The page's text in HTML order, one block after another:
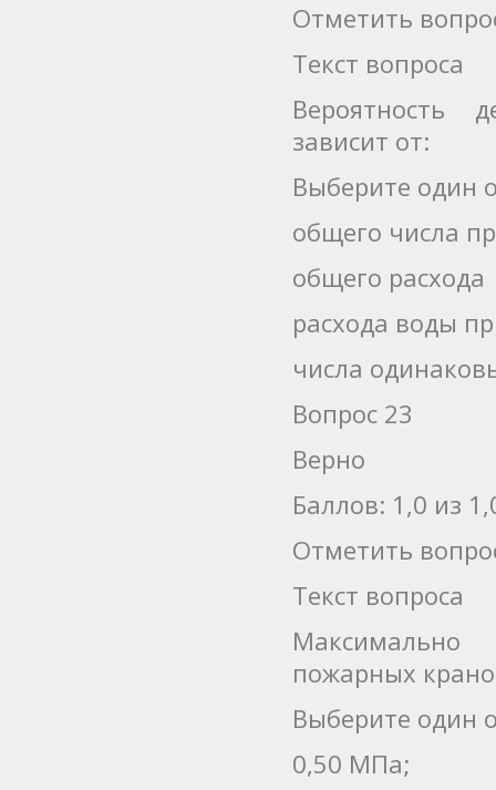
Отметить
Текст вопроса
Вероятность
зависит от:
Выберите один
общего числа
общего расхода
расхода воды
числа
Вопрос 23
Верно
Баллов: 1,0 из
Отметить
Текст вопроса
Максимально
пожарных
Выберите один
0,50 МПа;